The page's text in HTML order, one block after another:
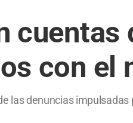
con el
las denuncias